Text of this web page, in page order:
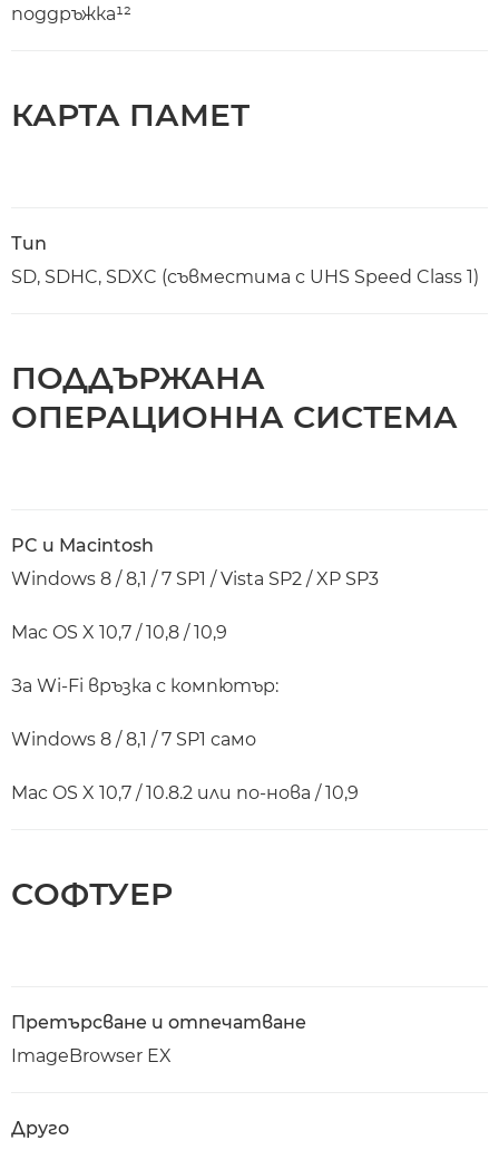
поддръжка¹²
КАРТА ПАМЕТ
Тип
SD, SDHC, SDXC (съвместима с UHS Speed Class 1)
ПОДДЪРЖАНА
ОПЕРАЦИОННА СИСТЕМА
PC и Macintosh
Windows 8 / 8,1 / 7 SP1 / Vista SP2 / XP SP3
Mac OS X 10,7 / 10,8 / 10,9
За Wi-Fi връзка с компютър:
Windows 8 / 8,1 / 7 SP1 само
Mac OS X 10,7 / 10.8.2 или по-нова / 10,9
СОФТУЕР
Претърсване и отпечатване
ImageBrowser EX
Друго